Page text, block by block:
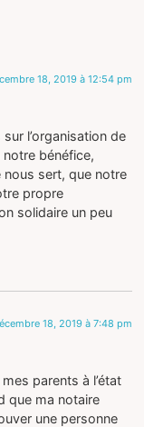
18, 2019 à 12:54 pm
l’organisation de
notre bénéfice,
nous sert, que notre
propre
solidaire un peu
18, 2019 à 7:48 pm
parents à l’état
que ma notaire
une personne